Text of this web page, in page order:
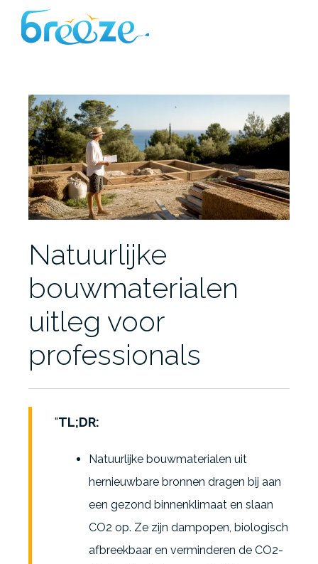
Natuurlijke
bouwmaterialen
uitleg voor
professionals
TL;DR:
Natuurlijke bouwmaterialen uit
hernieuwbare bronnen dragen bij aan
een gezond binnenklimaat en slaan
CO2 op. Ze zijn dampopen, biologisch
afbreekbaar en verminderen de CO2-